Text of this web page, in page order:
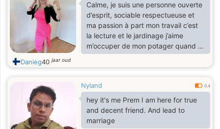
Calme, je suis une personne ouverte
d’esprit, sociable respectueuse et
ma passion à part mon travail c’est
la lecture et le jardinage j’aime
m’occuper de mon potager quand je
suis libre j’aime aussi faire du
shopping etc…
Danieg40jaar oud
Nyland 0.4
hey it's me Prem I am here for true
and decent friend. And lead to
marriage